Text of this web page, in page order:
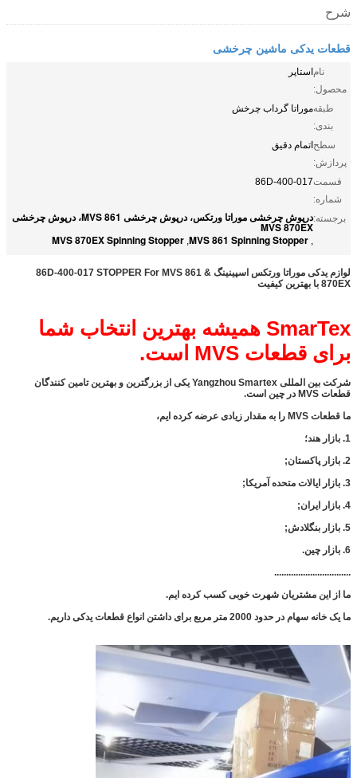
شرح
قطعات یدکی ماشین چرخشی
نام
محصول:
استاپر
طبقه
بندی:
موراتا گرداب چرخش
سطح
پردازش:
اتمام دقیق
قسمت
شماره:
86D-400-017
برجسته: درپوش چرخشی موراتا ورتکس، درپوش چرخشی MVS 861، درپوش چرخشی
MVS 870EX
,
MVS 861 Spinning Stopper
,
MVS 870EX Spinning Stopper
لوازم یدکی موراتا ورتکس اسپینینگ 86D-400-017 STOPPER For MVS 861 &
870EX با بهترین کیفیت
SmarTex همیشه بهترین انتخاب شما
برای قطعات MVS است.
شرکت بین المللی Yangzhou Smartex یکی از بزرگترین و بهترین تامین کنندگان
قطعات MVS در چین است.
ما قطعات MVS را به مقدار زیادی عرضه کرده ایم،
1. بازار هند؛
2. بازار پاکستان;
3. بازار ایالات متحده آمریکا;
4. بازار ایران;
5. بازار بنگلادش;
6. بازار چین.
................................
ما از این مشتریان شهرت خوبی کسب کرده ایم.
ما یک خانه سهام در حدود 2000 متر مربع برای داشتن انواع قطعات یدکی داریم.